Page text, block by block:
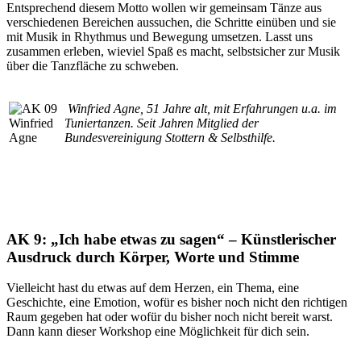
Entsprechend diesem Motto wollen wir gemeinsam Tänze aus
verschiedenen Bereichen aussuchen, die Schritte einüben und sie
mit Musik in Rhythmus und Bewegung umsetzen. Lasst uns
zusammen erleben, wieviel Spaß es macht, selbstsicher zur Musik
über die Tanzfläche zu schweben.
Winfried Agne, 51 Jahre alt, mit Erfahrungen u.a. im
Tuniertanzen. Seit Jahren Mitglied der
Bundesvereinigung Stottern & Selbsthilfe.
AK 9: „Ich habe etwas zu sagen“ – Künstlerischer
Ausdruck durch Körper, Worte und Stimme
Vielleicht hast du etwas auf dem Herzen, ein Thema, eine
Geschichte, eine Emotion, wofür es bisher noch nicht den richtigen
Raum gegeben hat oder wofür du bisher noch nicht bereit warst.
Dann kann dieser Workshop eine Möglichkeit für dich sein.